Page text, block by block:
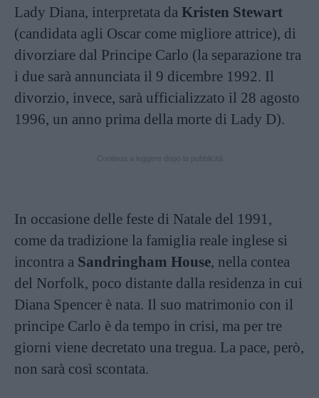
Lady Diana, interpretata da Kristen Stewart
(candidata agli Oscar come migliore attrice), di
divorziare dal Principe Carlo (la separazione tra
i due sarà annunciata il 9 dicembre 1992. Il
divorzio, invece, sarà ufficializzato il 28 agosto
1996, un anno prima della morte di Lady D).
In occasione delle feste di Natale del 1991,
come da tradizione la famiglia reale inglese si
incontra a Sandringham House, nella contea
del Norfolk, poco distante dalla residenza in cui
Diana Spencer è nata. Il suo matrimonio con il
principe Carlo è da tempo in crisi, ma per tre
giorni viene decretato una tregua. La pace, però,
non sarà così scontata.